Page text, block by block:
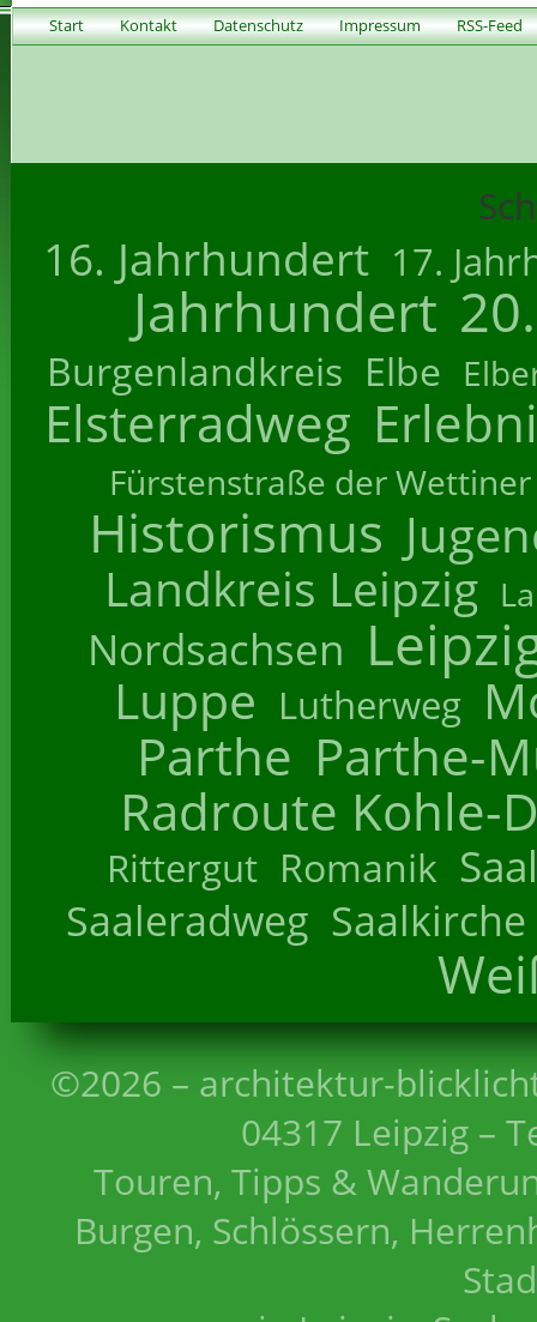
Start Kontakt Datenschutz Impressum RSS-Feed
16. Jahrhundert 17.
Jahrhundert
Burgenlandkreis Elbe
Elsterradweg
Fürstenstraße der Wettiner
Historismus
Landkreis Leipzig
Nordsachsen
Luppe Lutherweg
Parthe Parthe-
Radroute Kohle-
Rittergut Romanik
Saaleradweg Saalkirche
©2026 – architektur-
04317 Leipzig –
Touren, Tipps &
Burgen, Schlössern,